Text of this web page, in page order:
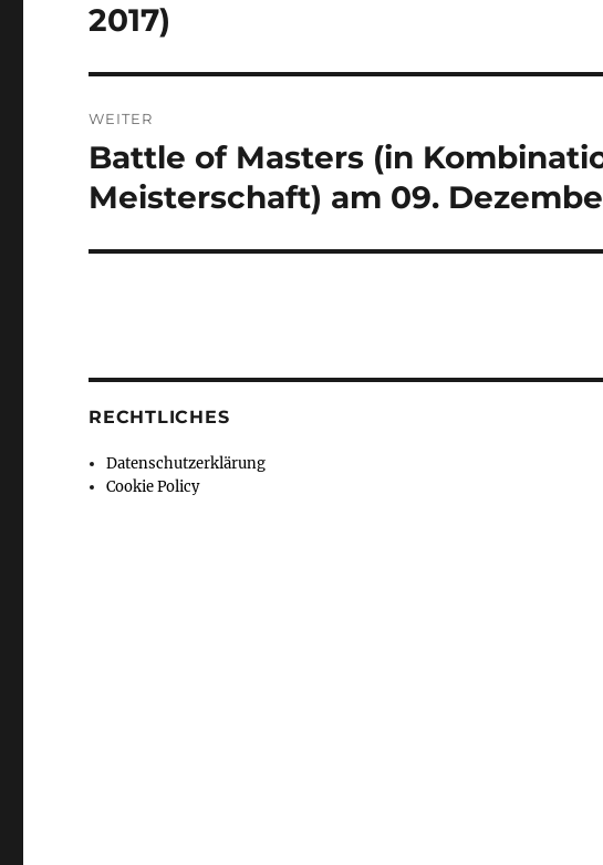
2017)
WEITER
Nächster
Beitrag:
Battle of Masters (in
Meisterschaft) am 09.
RECHTLICHES
Datenschutzerklärung
Cookie Policy